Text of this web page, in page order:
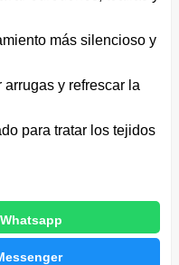
más silencioso y
y refrescar la
para tratar los tejidos